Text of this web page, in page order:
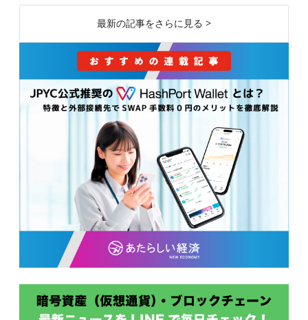
最新の記事をさらに見る >